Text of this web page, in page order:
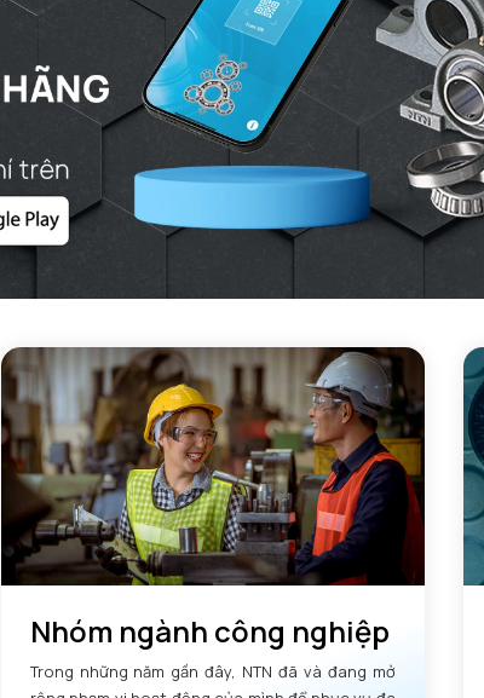
Nhóm ngành công nghiệp
Trong những năm gần đây, NTN đã và đang mở